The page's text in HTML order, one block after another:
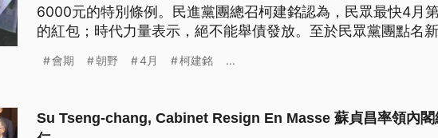
6000元的特別條例。民進黨團總召柯建銘認為，民眾最快4月
的紅包；時代力量表示，絕不能舉債發放。至於民眾黨團點名
策。
會期 朝野 4月 柯建銘 ...
Su Tseng-chang, Cabinet Resign En Masse 蘇貞昌率領內閣